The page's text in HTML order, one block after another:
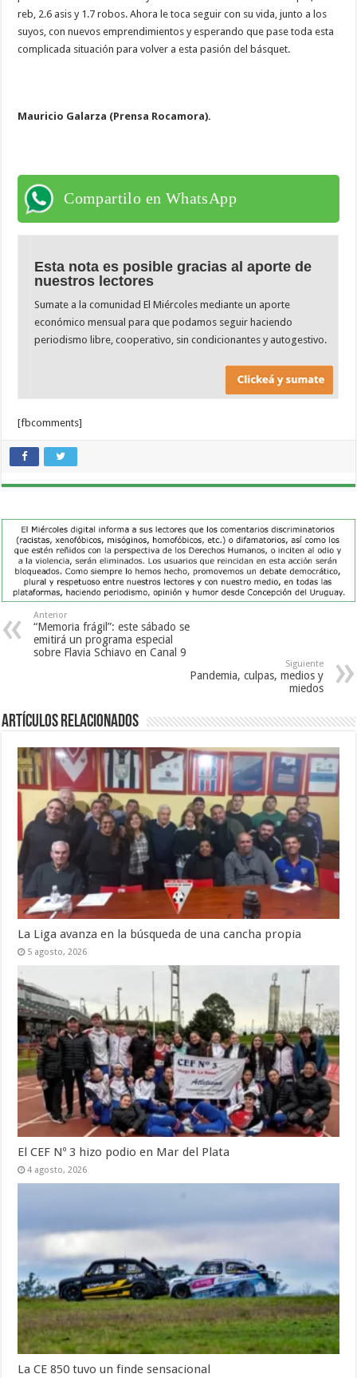
reb, 2.6 asis y 1.7 robos. Ahora le toca seguir con su vida, junto a los
suyos, con nuevos emprendimientos y esperando que pase toda esta
complicada situación para volver a esta pasión del básquet.
Mauricio Galarza (Prensa Rocamora).
Compartilo en WhatsApp
Esta nota es posible gracias al aporte de
nuestros lectores
Sumate a la comunidad El Miércoles mediante un aporte
económico mensual para que podamos seguir haciendo
periodismo libre, cooperativo, sin condicionantes y autogestivo.
[fbcomments]
Anterior
“Memoria frágil”: este sábado se
emitirá un programa especial
sobre Flavia Schiavo en Canal 9
Siguiente
Pandemia, culpas, medios y
miedos
Artículos Relacionados
La Liga avanza en la búsqueda de una cancha propia
5 agosto, 2026
El CEF Nº 3 hizo podio en Mar del Plata
4 agosto, 2026
La CE 850 tuvo un finde sensacional